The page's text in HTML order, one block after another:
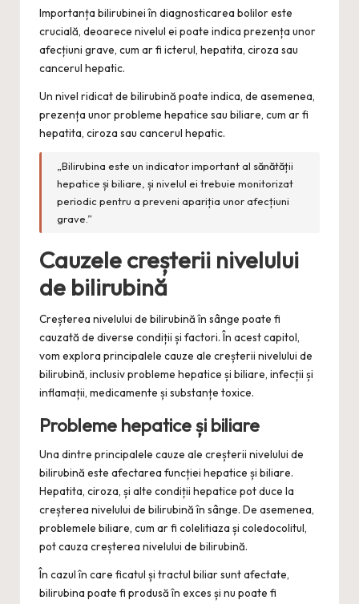
Importanța bilirubinei în diagnosticarea bolilor este
crucială, deoarece nivelul ei poate indica prezența unor
afecțiuni grave, cum ar fi icterul, hepatita, ciroza sau
cancerul hepatic.
Un nivel ridicat de bilirubină poate indica, de asemenea,
prezența unor probleme hepatice sau biliare, cum ar fi
hepatita, ciroza sau cancerul hepatic.
„Bilirubina este un indicator important al sănătății
hepatice și biliare, și nivelul ei trebuie monitorizat
periodic pentru a preveni apariția unor afecțiuni
grave.”
Cauzele creșterii nivelului
de bilirubină
Creșterea nivelului de bilirubină în sânge poate fi
cauzată de diverse condiții și factori. În acest capitol,
vom explora principalele cauze ale creșterii nivelului de
bilirubină, inclusiv probleme hepatice și biliare, infecții și
inflamații, medicamente și substanțe toxice.
Probleme hepatice și biliare
Una dintre principalele cauze ale creșterii nivelului de
bilirubină este afectarea funcției hepatice și biliare.
Hepatita, ciroza, și alte condiții hepatice pot duce la
creșterea nivelului de bilirubină în sânge. De asemenea,
problemele biliare, cum ar fi colelitiaza și coledocolitul,
pot cauza creșterea nivelului de bilirubină.
În cazul în care ficatul și tractul biliar sunt afectate,
bilirubina poate fi produsă în exces și nu poate fi